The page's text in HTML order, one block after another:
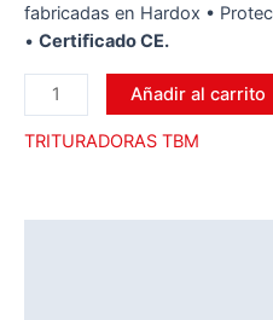
fabricadas en Hardox •
• Certiﬁcado CE.
Añadir al carrito
TRITURADORAS TBM